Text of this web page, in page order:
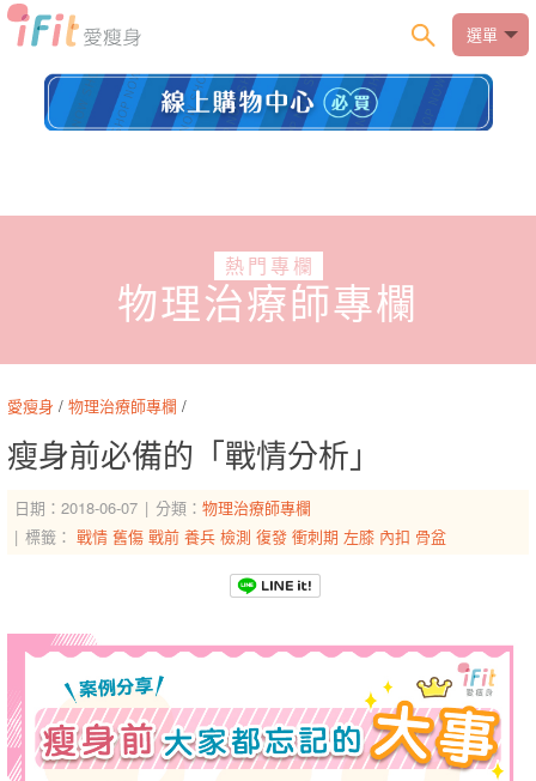
選單
熱門專欄
物理治療師專欄
愛瘦身 / 物理治療師專欄 /
瘦身前必備的「戰情分析」
日期：2018-06-07 分類： 物理治療師專欄
標籤： 戰情 舊傷 戰前 養兵 檢測 復發 衝刺期 左膝 內扣 骨盆